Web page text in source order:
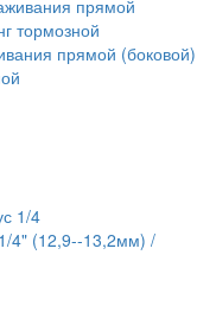
прямой (боковой)
4" (12,9--13,2мм) /